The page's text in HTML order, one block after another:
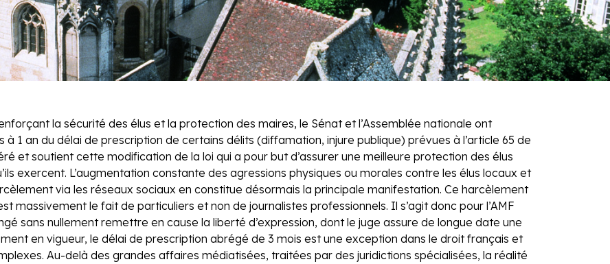
la sécurité des élus et la protection des maires, le Sénat et l’Assemblée nationale ont
1 an du délai de prescription de certains délits (diffamation, injure publique) prévues à l’article 65 de
et soutient cette modification de la loi qui a pour but d’assurer une meilleure protection des élus
exercent. L’augmentation constante des agressions physiques ou morales contre les élus locaux et
via les réseaux sociaux en constitue désormais la principale manifestation. Ce harcèlement
massivement le fait de particuliers et non de journalistes professionnels. Il s’agit donc pour l’AMF
sans nullement remettre en cause la liberté d’expression, dont le juge assure de longue date une
en vigueur, le délai de prescription abrégé de 3 mois est une exception dans le droit français et
Au-delà des grandes affaires médiatisées, traitées par des juridictions spécialisées, la réalité